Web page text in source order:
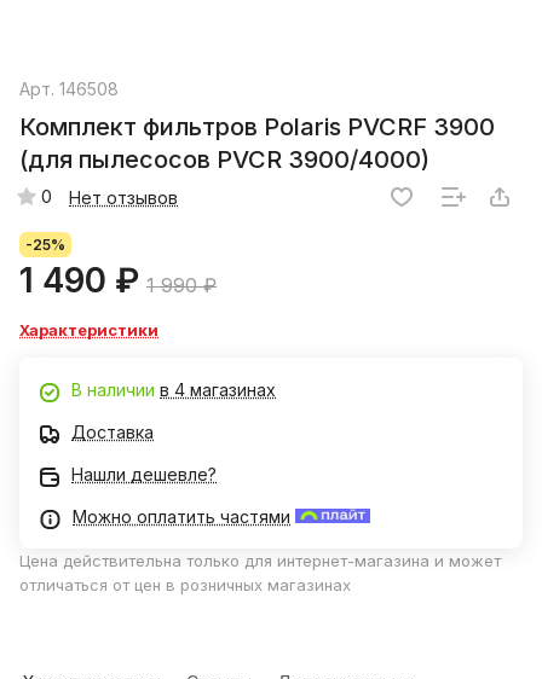
Арт. 146508
Комплект фильтров Polaris PVCRF 3900
(для пылесосов PVCR 3900/4000)
0 Нет отзывов
-25%
1 490 ₽ 1 990 ₽
Характеристики
В наличии в 4 магазинах
Доставка
Нашли дешевле?
Можно оплатить частями
Цена действительна только для интернет-магазина и может
отличаться от цен в розничных магазинах